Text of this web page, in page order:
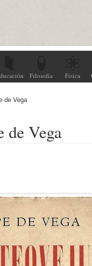
Filosofía Física
de Vega
de Vega